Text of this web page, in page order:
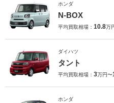
ホンダ
N-BOX
平均買取相場： 10.8万
ダイハツ
タント
平均買取相場： 3万円〜
ホンダ